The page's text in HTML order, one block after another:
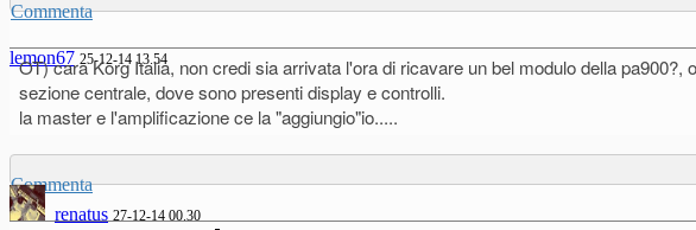
Commenta
lemon67 25-12-14 13.54
OT) cara Korg Italia, non credi sia arrivata l'ora di ricavare un bel modulo della pa900?,
sezione centrale, dove sono presenti display e controlli.
la master e l'amplificazione ce la "aggiungio"io.....
Commenta
renatus 27-12-14 00.30